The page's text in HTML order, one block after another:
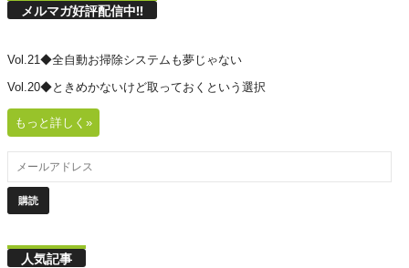
メルマガ好評配信中!!
Vol.21◆全自動お掃除システムも夢じゃない
Vol.20◆ときめかないけど取っておくという選択
もっと詳しく»
人気記事